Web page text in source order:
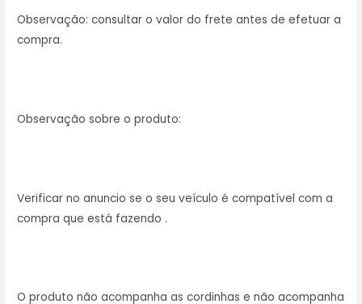
Observação: consultar o valor do frete antes de efetuar a
compra.
Observação sobre o produto:
Verificar no anuncio se o seu veículo é compatível com a
compra que está fazendo .
O produto não acompanha as cordinhas e não acompanha